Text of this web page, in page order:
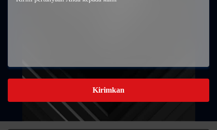
Kirimkan